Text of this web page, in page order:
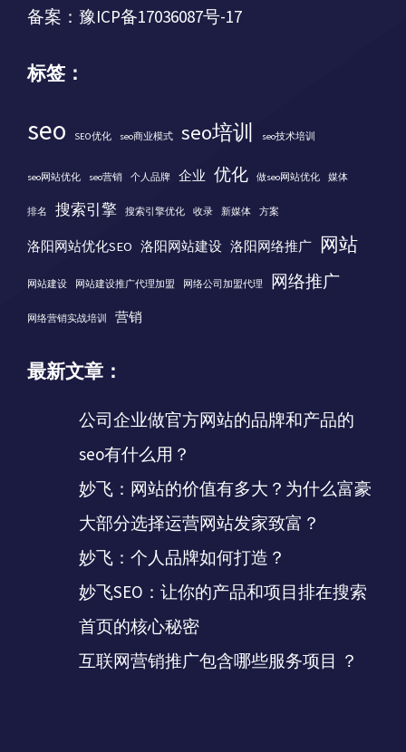
备案： 豫ICP备17036087号-17
标签：
seo SEO优化 seo商业模式 seo培训 seo技术培训
seo网站优化 seo营销 个人品牌 企业 优化 做seo网站优化 媒体
排名 搜索引擎 搜索引擎优化 收录 新媒体 方案
洛阳网站优化SEO 洛阳网站建设 洛阳网络推广 网站
网站建设 网站建设推广代理加盟 网络公司加盟代理 网络推广
网络营销实战培训 营销
最新文章：
公司企业做官方网站的品牌和产品的
seo有什么用？
妙飞：网站的价值有多大？为什么富豪
大部分选择运营网站发家致富？
妙飞：个人品牌如何打造？
妙飞SEO：让你的产品和项目排在搜索
首页的核心秘密
互联网营销推广包含哪些服务项目 ？